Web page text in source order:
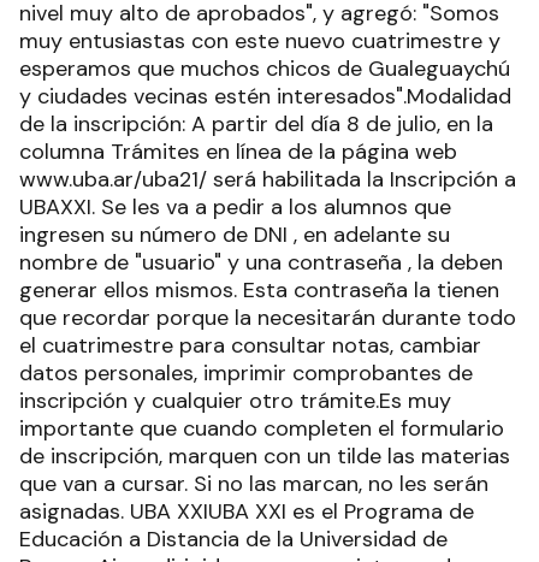
nivel muy alto de aprobados", y agregó: "Somos
muy entusiastas con este nuevo cuatrimestre y
esperamos que muchos chicos de Gualeguaychú
y ciudades vecinas estén interesados".Modalidad
de la inscripción: A partir del día 8 de julio, en la
columna Trámites en línea de la página web
www.uba.ar/uba21/ será habilitada la Inscripción a
UBAXXI. Se les va a pedir a los alumnos que
ingresen su número de DNI , en adelante su
nombre de "usuario" y una contraseña , la deben
generar ellos mismos. Esta contraseña la tienen
que recordar porque la necesitarán durante todo
el cuatrimestre para consultar notas, cambiar
datos personales, imprimir comprobantes de
inscripción y cualquier otro trámite.Es muy
importante que cuando completen el formulario
de inscripción, marquen con un tilde las materias
que van a cursar. Si no las marcan, no les serán
asignadas. UBA XXIUBA XXI es el Programa de
Educación a Distancia de la Universidad de